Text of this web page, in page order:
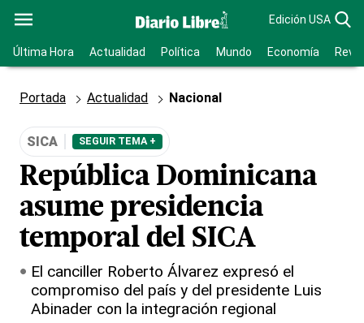
Edición USA
Última Hora Actualidad Política Mundo Economía
Portada Actualidad Nacional
SICA SEGUIR TEMA +
República Dominicana
asume presidencia
temporal del SICA
El canciller Roberto Álvarez expresó el
compromiso del país y del presidente Luis
Abinader con la integración regional